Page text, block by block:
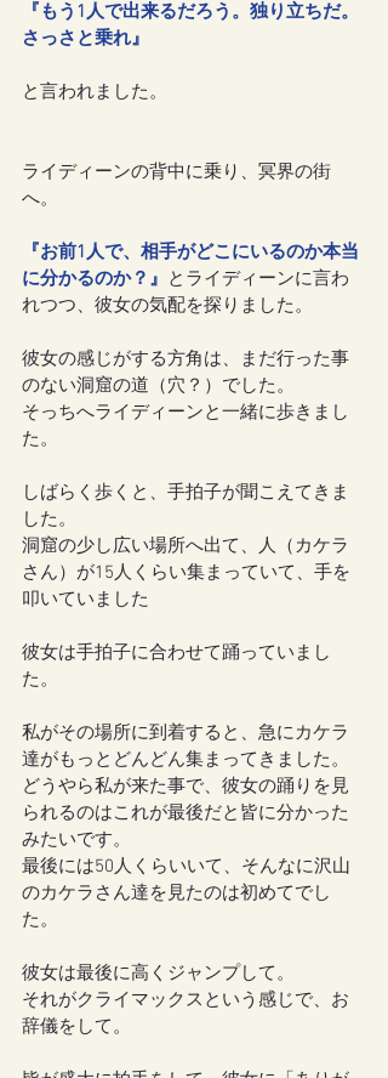
『もう1人で出来るだろう。独り立ちだ。
さっさと乗れ』
と言われました。
ライディーンの背中に乗り、冥界の街
へ。
『お前1人で、相手がどこにいるのか本当
に分かるのか？』 とライディーンに言わ
れつつ、彼女の気配を探りました。
彼女の感じがする方角は、まだ行った事
のない洞窟の道（穴？）でした。
そっちへライディーンと一緒に歩きまし
た。
しばらく歩くと、手拍子が聞こえてきま
した。
洞窟の少し広い場所へ出て、人（カケラ
さん）が15人くらい集まっていて、手を
叩いていました
彼女は手拍子に合わせて踊っていまし
た。
私がその場所に到着すると、急にカケラ
達がもっとどんどん集まってきました。
どうやら私が来た事で、彼女の踊りを見
られるのはこれが最後だと皆に分かった
みたいです。
最後には50人くらいいて、そんなに沢山
のカケラさん達を見たのは初めてでし
た。
彼女は最後に高くジャンプして。
それがクライマックスという感じで、お
辞儀をして。